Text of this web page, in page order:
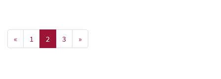
« 1 2 3 »